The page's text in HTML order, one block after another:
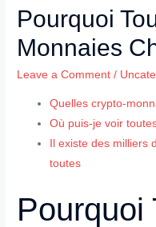
Pourquoi
Monnaies
Leave a Comment /
Quelles crypto-
Où puis-je voir
Il existe des
toutes
Pourquoi